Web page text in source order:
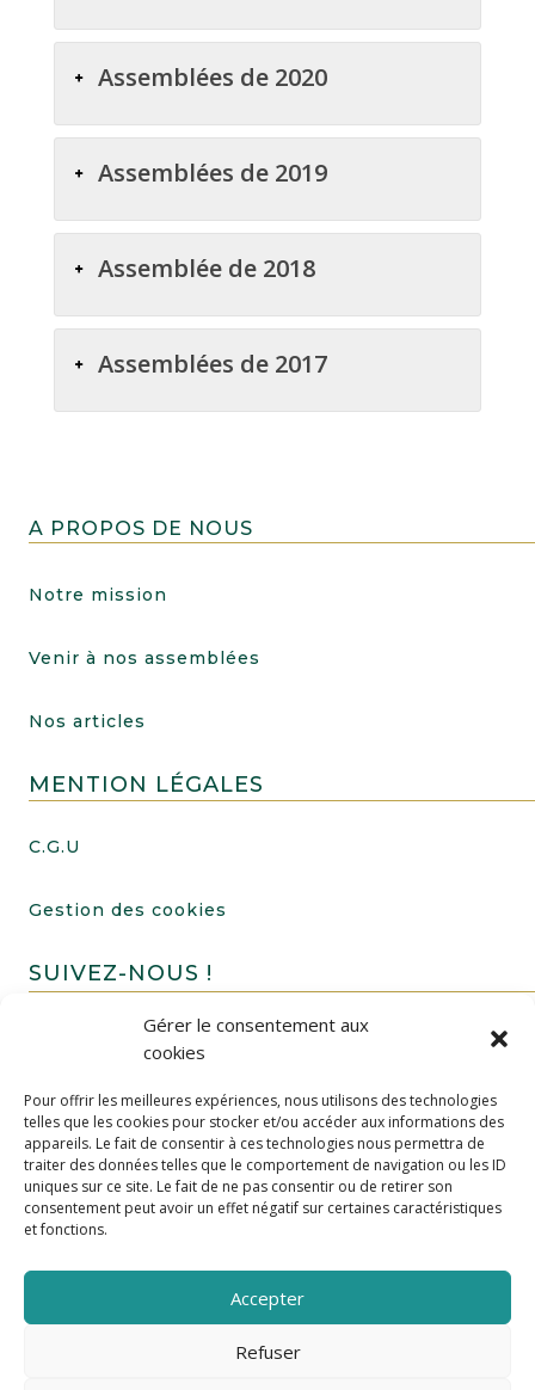
Gérer le consentement aux
cookies
Pour offrir les meilleures expériences, nous utilisons des technologies
telles que les cookies pour stocker et/ou accéder aux informations des
appareils. Le fait de consentir à ces technologies nous permettra de
traiter des données telles que le comportement de navigation ou les ID
uniques sur ce site. Le fait de ne pas consentir ou de retirer son
consentement peut avoir un effet négatif sur certaines caractéristiques
et fonctions.
Accepter
Refuser
Assemblées de 2020
Assemblées de 2019
Assemblée de 2018
Assemblées de 2017
A PROPOS DE NOUS
Notre mission
Venir à nos assemblées
Nos articles
MENTION LÉGALES
C.G.U
Gestion des cookies
SUIVEZ-NOUS !
FAIRE UN DON